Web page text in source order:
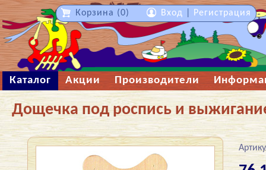
Каталог Акции Производители
Дощечка под роспись и
Корзина (0) Вход Регистрация